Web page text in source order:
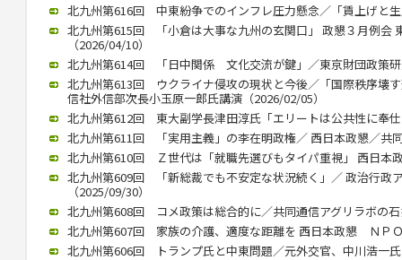
北九州第616回 中東紛争でのインフレ圧力懸念／「賃上げと
北九州第615回 「小倉は大事な九州の玄関口」 政懇３月例会
（2026/04/10）
北九州第614回 「日中関係 文化交流が鍵」／東京財団政策
北九州第613回 ウクライナ侵攻の現状と今後／「国際秩序壊
信社外信部次長小玉原一郎氏講演（2026/02/05）
北九州第612回 東大副学長津田淳氏「エリートは公共性に奉
北九州第611回 「実用主義」の李在明政権／ 西日本政懇／共
北九州第610回 Ｚ世代は「就職先選びもタイパ重視」 西日
北九州第609回 「新総裁でも不安定な状況続く」／ 政治行政
（2025/09/30）
北九州第608回 コメ政策は総合的に／共同通信アグリラボの
北九州第607回 家族の介護、適度な距離を 西日本政懇 ＮＰ
北九州第606回 トランプ氏と中東問題／元外交官、中川浩一